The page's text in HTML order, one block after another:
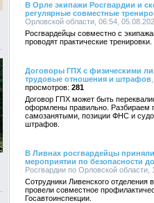
В Орле экипажи Росгвардии и
регулярные совместные
Орловской области, 06:54,
Росгвардейцы совместно с
проводят практические тренировки.
Договоры ГПХ с физическими
трудовые отношения и штрафов
281
Договор ГПХ может быть
оформлены правильно. Разбираем
самозанятыми, позиции ФНС и
штрафов.
В Ливнах росгвардейцы
мероприятии по безопасности
Росгвардии по Орловской
Сотрудники Ливенского отделения
провели совместное
Госавтоинспекции.